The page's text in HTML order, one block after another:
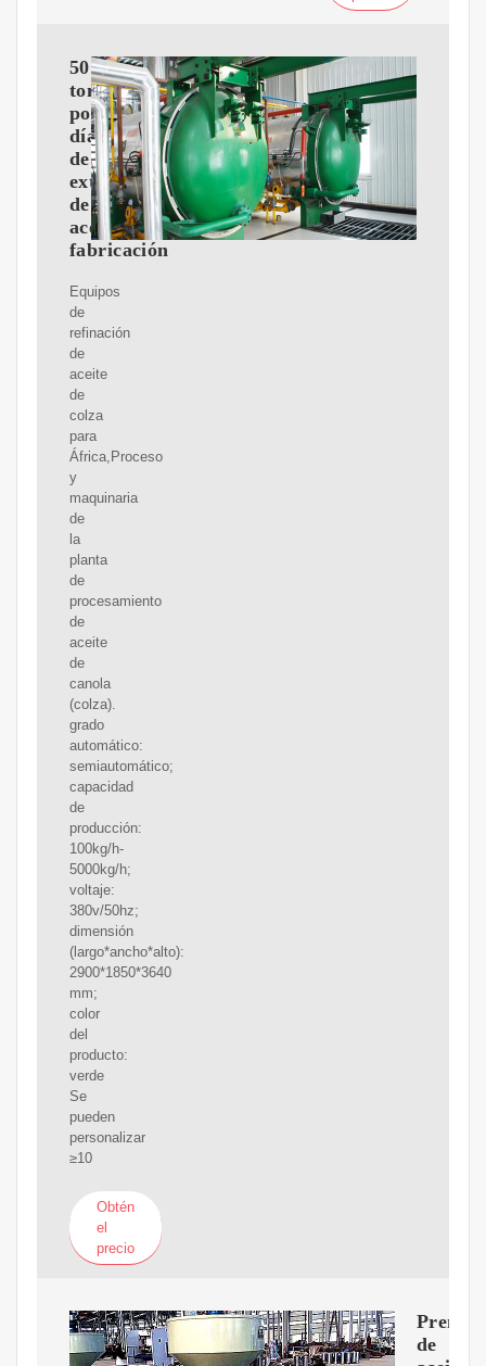
50
toneladas
por
día
de
extracción
de
aceite
fabricación
Equipos
de
refinación
de
aceite
de
colza
para
África,Proceso
y
maquinaria
de
la
planta
de
procesamiento
de
aceite
de
canola
(colza).
grado
automático:
semiautomático;
capacidad
de
producción:
100kg/h-
5000kg/h;
voltaje:
380v/50hz;
dimensión
(largo*ancho*alto):
2900*1850*3640
mm;
color
del
producto:
verde
Se
pueden
personalizar
≥10
Obtén
el
precio
Prensa
de